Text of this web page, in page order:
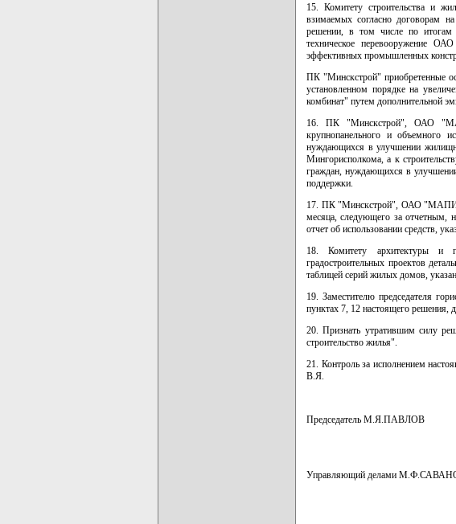
15. Комитету строительства и
взимаемых согласно договорам
решении, в том числе по итогам
техническое перевооружение
эффективных промышленных
ПК "Минскстрой" приобретенные
установленном порядке на
комбинат" путем дополнительной
16. ПК "Минскстрой", ОАО
крупнопанельного и объемного
нуждающихся в улучшении
Мингорисполкома, а к
граждан, нуждающихся в
поддержки.
17. ПК "Минскстрой", ОАО
месяца, следующего за отчетным,
отчет об использовании средств,
18. Комитету архитектуры и
градостроительных проектов
таблицей серий жилых домов,
19. Заместителю председателя
пунктах 7, 12 настоящего решения,
20. Признать утратившим силу
строительство жилья".
21. Контроль за исполнением
В.Я.
Председатель М.Я.ПАВЛОВ
Управляющий делами